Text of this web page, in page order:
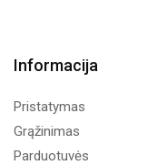
Informacija
Pristatymas
Grąžinimas
Parduotuvės